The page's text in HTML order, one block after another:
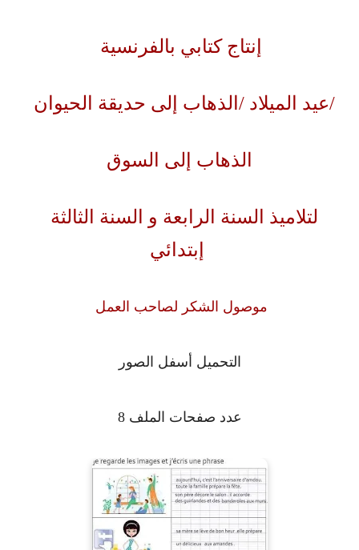
عيد الميلاد /الذهاب إلى حديقة الحيوان/
الذهاب إلى السوق
موصول الشكر لصاحب العمل
التحميل أسفل الصور
عدد صفحات الملف 8